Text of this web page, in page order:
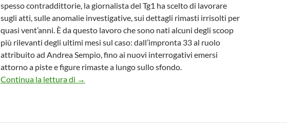
spesso contraddittorie, la giornalista del Tg1 ha scelto di lavorare
sugli atti, sulle anomalie investigative, sui dettagli rimasti irrisolti per
quasi vent’anni. È da questo lavoro che sono nati alcuni degli scoop
più rilevanti degli ultimi mesi sul caso: dall’impronta 33 al ruolo
attribuito ad Andrea Sempio, fino ai nuovi interrogativi emersi
attorno a piste e figure rimaste a lungo sullo sfondo.
Continua la lettura di L’impronta di Giancarla Rondinelli dal rumore che oggi
→